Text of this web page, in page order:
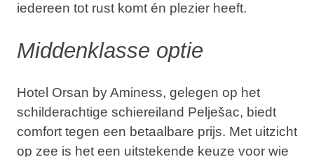
iedereen tot rust komt én plezier heeft.
Middenklasse optie
Hotel Orsan by Aminess, gelegen op het
schilderachtige schiereiland Pelješac, biedt
comfort tegen een betaalbare prijs. Met uitzicht
op zee is het een uitstekende keuze voor wie